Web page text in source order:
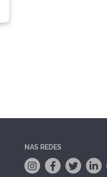
NAS REDES